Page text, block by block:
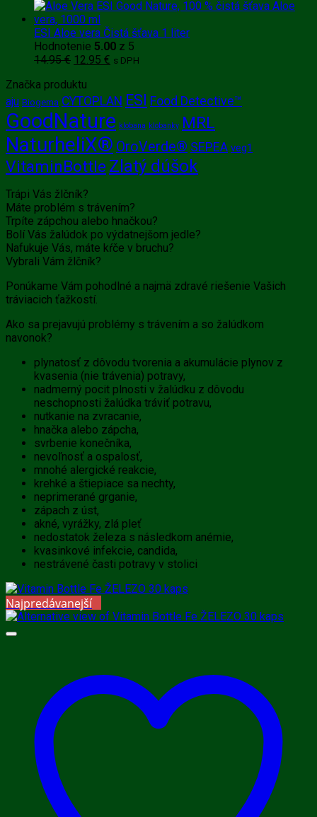
ESI Aloe vera Čistá šťava 1 liter
Hodnotenie 5.00 z 5
14.95€ Pôvodná
bola:
14.95 €.
12.95 € Aktuálna
12.95 €.
s DPH
Značka produktu
aju Biogema CYTOPLAN ESI Food Detective™
GoodNature klobana klobanky MRL
NaturheliX® OroVerde® SEPEA veg1
VitaminBottle Zlatý dúšok
Trápi Vás žlčník?
Máte problém s trávením?
Trpíte zápchou alebo hnačkou?
Bolí Vás žalúdok po výdatnejšom jedle?
Nafukuje Vás, máte kŕče v bruchu?
Vybrali Vám žlčník?
Ponúkame Vám pohodlné a najmä zdravé riešenie Vašich
tráviacich ťažkostí.
Ako sa prejavujú problémy s trávením a so žalúdkom
navonok?
plynatosť z dôvodu tvorenia a akumulácie plynov z
kvasenia (nie trávenia) potravy,
nadmerný pocit plnosti v žalúdku z dôvodu
neschopnosti žalúdka tráviť potravu,
nutkanie na zvracanie,
hnačka alebo zápcha,
svrbenie konečníka,
nevoľnosť a ospalosť,
mnohé alergické reakcie,
krehké a štiepiace sa nechty,
neprimerané grganie,
zápach z úst,
akné, vyrážky, zlá pleť
nedostatok železa s následkom anémie,
kvasinkové infekcie, candida,
nestrávené časti potravy v stolici
Najpredávanejší